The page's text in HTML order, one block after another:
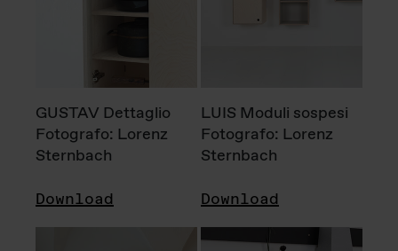
GUSTAV Dettaglio
Fotografo: Lorenz
Sternbach
Download
LUIS Moduli sospesi
Fotografo: Lorenz
Sternbach
Download